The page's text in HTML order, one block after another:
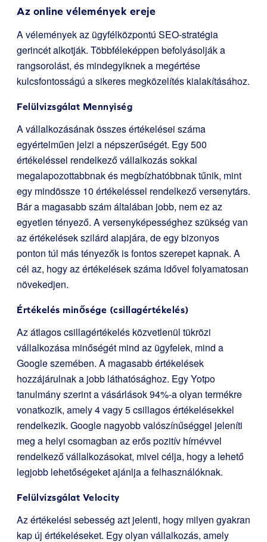
Az online vélemények ereje
A vélemények az ügyfélközpontú SEO-stratégia
gerincét alkotják. Többféleképpen befolyásolják a
rangsorolást, és mindegyiknek a megértése
kulcsfontosságú a sikeres megközelítés kialakításához.
Felülvizsgálat Mennyiség
A vállalkozásának összes értékelései száma
egyértelműen jelzi a népszerűségét. Egy 500
értékeléssel rendelkező vállalkozás sokkal
megalapozottabbnak és megbízhatóbbnak tűnik, mint
egy mindössze 10 értékeléssel rendelkező versenytárs.
Bár a magasabb szám általában jobb, nem ez az
egyetlen tényező. A versenyképességhez szükség van
az értékelések szilárd alapjára, de egy bizonyos
ponton túl más tényezők is fontos szerepet kapnak. A
cél az, hogy az értékelések száma idővel folyamatosan
növekedjen.
Értékelés minősége (csillagértékelés)
Az átlagos csillagértékelés közvetlenül tükrözi
vállalkozása minőségét mind az ügyfelek, mind a
Google szemében. A magasabb értékelések
hozzájárulnak a jobb láthatósághoz. Egy Yotpo
tanulmány szerint a vásárlások 94%-a olyan termékre
vonatkozik, amely 4 vagy 5 csillagos értékelésekkel
rendelkezik. Google nagyobb valószínűséggel jeleníti
meg a helyi csomagban az erős pozitív hírnévvel
rendelkező vállalkozásokat, mivel célja, hogy a lehető
legjobb lehetőségeket ajánlja a felhasználóknak.
Felülvizsgálat Velocity
Az értékelési sebesség azt jelenti, hogy milyen gyakran
kap új értékeléseket. Egy olyan vállalkozás, amely